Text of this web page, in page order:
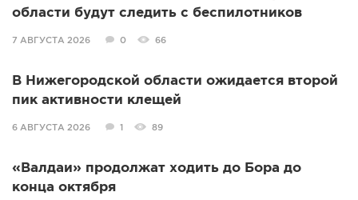
области будут следить с беспилотников
7 АВГУСТА 2026 0 66
В Нижегородской области ожидается второй
пик активности клещей
6 АВГУСТА 2026 1 89
«Валдаи» продолжат ходить до Бора до
конца октября